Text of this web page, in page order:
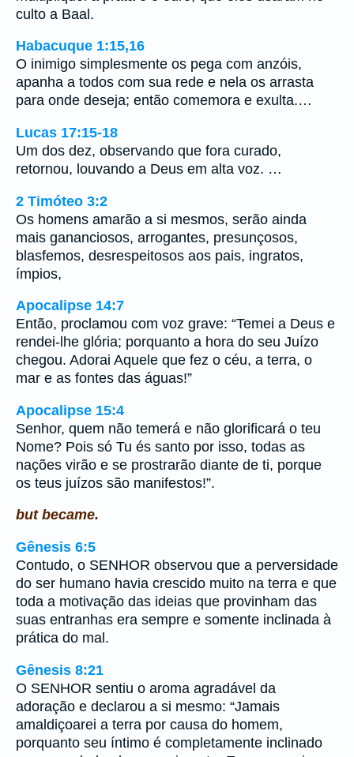
culto a Baal.
Habacuque 1:15,16
O inimigo simplesmente os pega com anzóis,
apanha a todos com sua rede e nela os arrasta
para onde deseja; então comemora e exulta.…
Lucas 17:15-18
Um dos dez, observando que fora curado,
retornou, louvando a Deus em alta voz. …
2 Timóteo 3:2
Os homens amarão a si mesmos, serão ainda
mais gananciosos, arrogantes, presunçosos,
blasfemos, desrespeitosos aos pais, ingratos,
ímpios,
Apocalipse 14:7
Então, proclamou com voz grave: “Temei a Deus e
rendei-lhe glória; porquanto a hora do seu Juízo
chegou. Adorai Aquele que fez o céu, a terra, o
mar e as fontes das águas!”
Apocalipse 15:4
Senhor, quem não temerá e não glorificará o teu
Nome? Pois só Tu és santo por isso, todas as
nações virão e se prostrarão diante de ti, porque
os teus juízos são manifestos!”.
but became.
Gênesis 6:5
Contudo, o SENHOR observou que a perversidade
do ser humano havia crescido muito na terra e que
toda a motivação das ideias que provinham das
suas entranhas era sempre e somente inclinada à
prática do mal.
Gênesis 8:21
O SENHOR sentiu o aroma agradável da
adoração e declarou a si mesmo: “Jamais
amaldiçoarei a terra por causa do homem,
porquanto seu íntimo é completamente inclinado